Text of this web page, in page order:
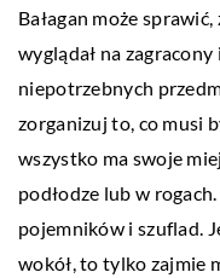
Bałagan może
wyglądał na
niepotrzebnych
zorganizuj to, co musi
wszystko ma swoje
podłodze lub w
pojemników i szuflad.
wokół, to tylko zajmie